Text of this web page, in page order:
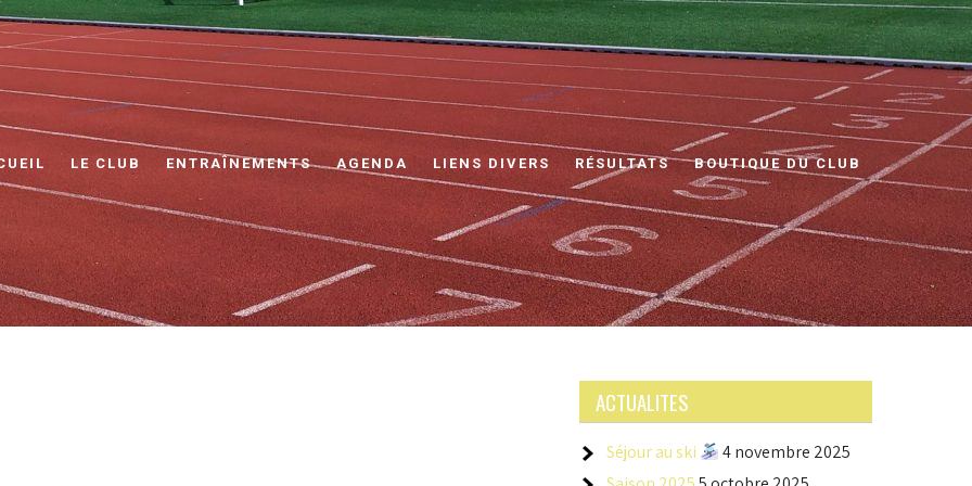
LE CLUB ENTRAÎNEMENTS AGENDA LIENS DIVERS RÉSULTATS BOUTIQUE DU CLUB
ACTUALITES
Séjour au ski
4 novembre 2025